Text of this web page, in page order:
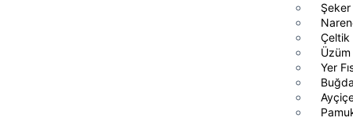
Şeker
Çeltik
Üzüm
Yer